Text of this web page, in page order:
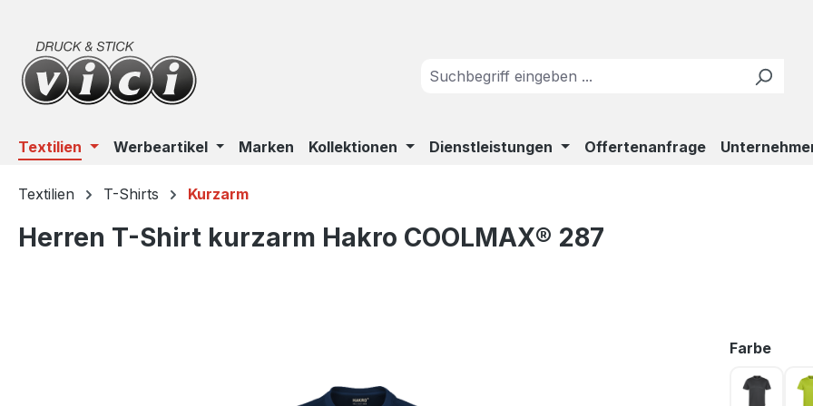
Textilien Werbeartikel Marken Kollektionen Dienstleistungen Offertenanfrage
Textilien T-Shirts Kurzarm
Herren T-Shirt kurzarm Hakro COOLMAX® 287
Farbe